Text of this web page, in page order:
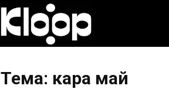
кыргызча
Тема: кара май